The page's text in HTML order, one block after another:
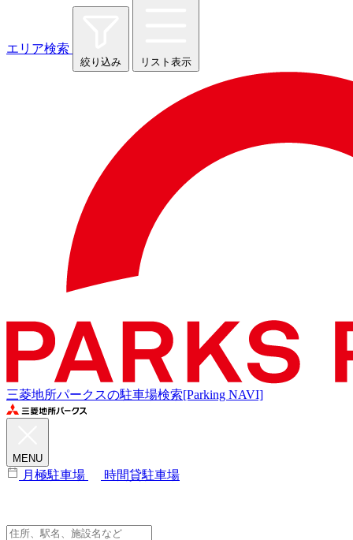
エリア検索
絞り込み リスト表示
三菱地所パークスの駐車場検索[Parking NAVI]
MENU
月極駐車場 時間貸駐車場